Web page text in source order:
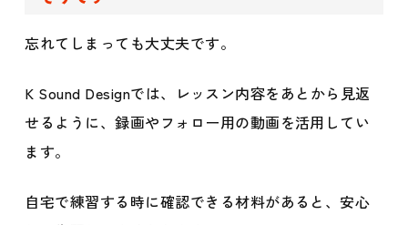
忘れてしまっても大丈夫です。
K Sound Designでは、レッスン内容をあとから見返
せるように、録画やフォロー用の動画を活用してい
ます。
自宅で練習する時に確認できる材料があると、安心